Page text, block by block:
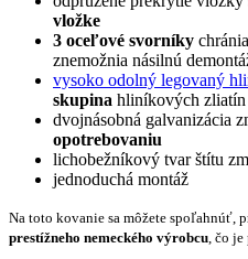
vložke
3 oceľové svorníky
znemožnia násilnú
vysoko odolný legovaný
skupina hliníkových zliatín
dvojnásobná galvanizácia
opotrebovaniu
lichobežníkový tvar štítu
jednoduchá montáž
Na toto kovanie sa môžete spoľahnúť,
prestížneho nemeckého výrobcu, čo je